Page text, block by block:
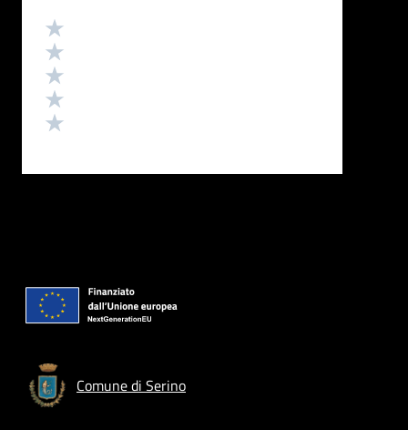
Valutazione
Comune di Serino